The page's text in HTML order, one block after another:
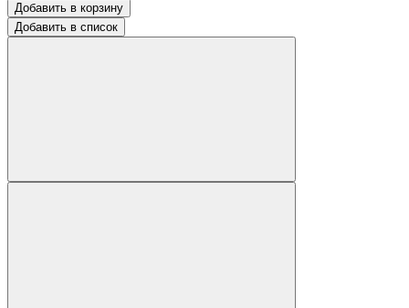
Добавить в корзину
Добавить в список